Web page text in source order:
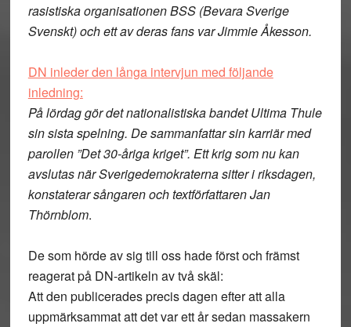
rasistiska organisationen BSS (Bevara Sverige
Svenskt) och ett av deras fans var Jimmie Åkesson.
DN inleder den långa intervjun med följande
inledning:
På lördag gör det nationalistiska bandet Ultima Thule
sin sista spelning. De sammanfattar sin karriär med
parollen ”Det 30-åriga kriget”. Ett krig som nu kan
avslutas när Sverigedemokraterna sitter i riksdagen,
konstaterar sångaren och textförfattaren Jan
Thörnblom.
De som hörde av sig till oss hade först och främst
reagerat på DN-artikeln av två skäl:
Att den publicerades precis dagen efter att alla
uppmärksammat att det var ett år sedan massakern